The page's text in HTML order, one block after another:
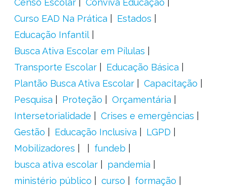
Censo Escolar
Conviva Educação
Curso EAD Na Prática
Estados
Educação Infantil
Busca Ativa Escolar em Pílulas
Transporte Escolar
Educação Básica
Plantão Busca Ativa Escolar
Capacitação
Pesquisa
Proteção
Orçamentária
Intersetorialidade
Crises e emergências
Gestão
Educação Inclusiva
LGPD
Mobilizadores
fundeb
busca ativa escolar
pandemia
ministério público
curso
formação